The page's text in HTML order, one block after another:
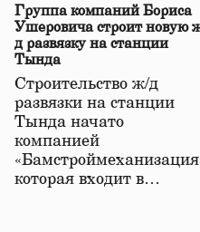
Группа компаний Бориса
Ушеровича строит новую
д развязку на станции
Тында
Строительство ж/д
развязки на станции
Тында начато
компанией
которая входит в…